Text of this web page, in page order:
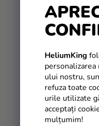
HeliumKing
ului nostru,
refuza toate
urile utilizate
acceptați
mulțumim!